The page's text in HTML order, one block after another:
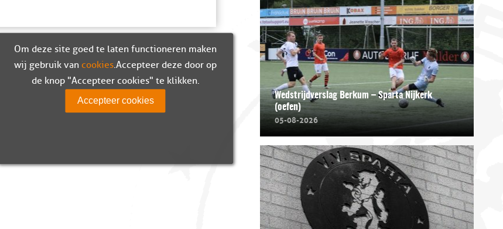
Wedstrijdverslag Berkum – Sparta Nijkerk
(oefen)
05-08-2026
Om deze site goed te laten functioneren maken
wij gebruik van cookies. Accepteer deze door op
de knop "Accepteer cookies" te klikken.
Accepteer cookies